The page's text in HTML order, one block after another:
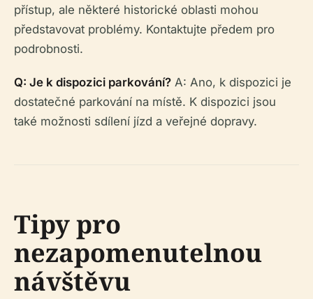
přístup, ale některé historické oblasti mohou
představovat problémy. Kontaktujte předem pro
podrobnosti.
Q: Je k dispozici parkování? A: Ano, k dispozici je
dostatečné parkování na místě. K dispozici jsou
také možnosti sdílení jízd a veřejné dopravy.
Tipy pro
nezapomenutelnou
návštěvu